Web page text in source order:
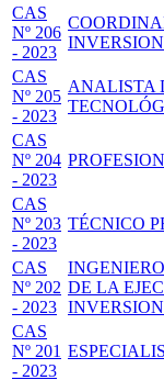
CAS
Nº 206
- 2023
CAS
Nº 205
- 2023
ANALISTA
CAS
Nº 204
- 2023
CAS
Nº 203
- 2023
TÉCNICO
CAS
Nº 202
- 2023
DE LA
CAS
Nº 201
- 2023